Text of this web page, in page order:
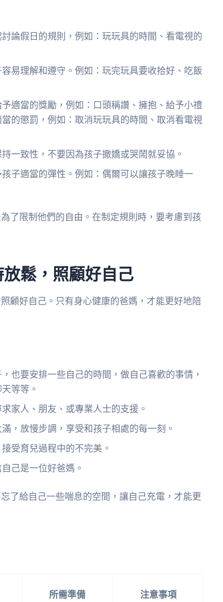
論假日的規則，例如：玩玩具的時間、看電視的
易理解和遵守。例如：玩完玩具要收拾好、吃飯
適當的獎勵，例如：口頭稱讚、擁抱、給予小禮
的懲罰，例如：取消玩玩具的時間、取消看電視
一致性，不要因為孩子撒嬌或哭鬧就妥協。
子適當的彈性。例如：偶爾可以讓孩子晚睡一
了限制他們的自由。在制定規則時，要考慮到孩
鬆，照顧好自己
顧好自己。只有身心健康的爸媽，才能更好地陪
也要安排一些自己的時間，做自己喜歡的事情，
等等。
家人、朋友、或專業人士的支援。
，放慢步調，享受和孩子相處的每一刻。
受育兒過程中的不完美。
己是一位好爸媽。
了給自己一些喘息的空間，讓自己充電，才能更
所需準備 注意事項